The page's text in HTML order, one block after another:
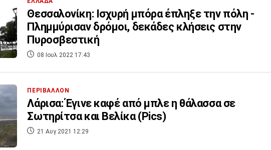
Θεσσαλονίκη: Ισχυρή μπόρα έπληξε την πόλη -
Πλημμύρισαν δρόμοι, δεκάδες κλήσεις στην
Πυροσβεστική
08 Ιουλ 2022 17:43
ΠΕΡΙΒΑΛΛΟΝ
Λάρισα: Έγινε καφέ από μπλε η θάλασσα σε
Σωτηρίτσα και Βελίκα (Pics)
21 Αυγ 2021 12:29